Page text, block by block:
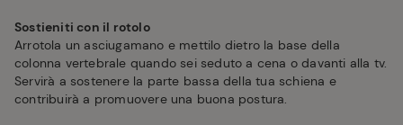
Sostieniti con il rotolo
Arrotola un asciugamano e mettilo dietro la base della
colonna vertebrale quando sei seduto a cena o davanti alla tv.
Servirà a sostenere la parte bassa della tua schiena e
contribuirà a promuovere una buona postura.